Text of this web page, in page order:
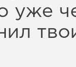
уже